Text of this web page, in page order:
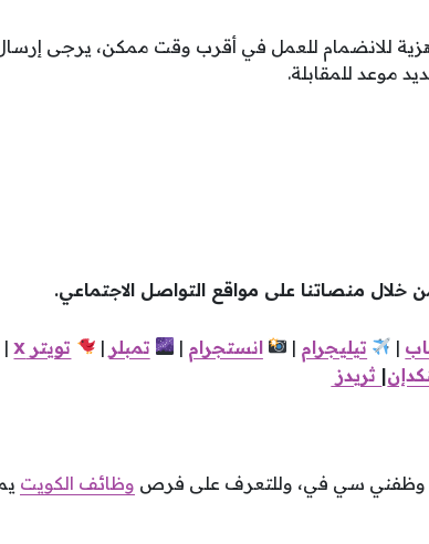
موعد للمقابلة.
منصاتنا على مواقع التواصل الاجتماعي.
| تيليجرام | انستجرام | تمبلر | تويتر x
|
| ثريدز
وظفني سي في، وللتعرف على فرص وظائف الكويت